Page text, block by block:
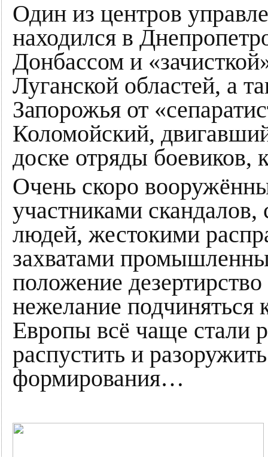
Один из центров
находился в
Донбассом и
Луганской областей, а
Запорожья от
Коломойский,
доске отряды боевиков,
Очень скоро
участниками
людей, жестокими
захватами
положение
нежелание
Европы всё чаще стали
распустить и
формирования…